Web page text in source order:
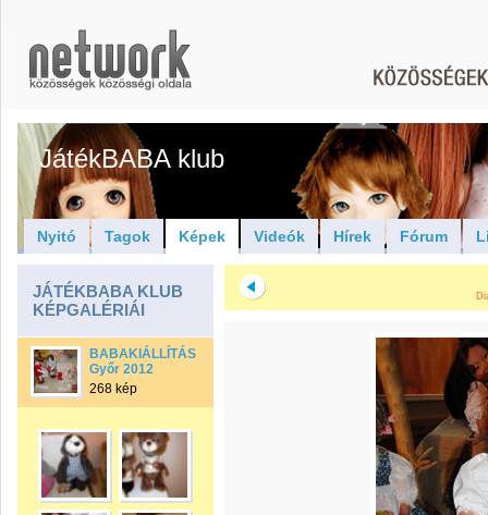
JátékBABA klub
Nyitó Tagok Képek Videók Hírek Fórum
JÁTÉKBABA KLUB
KÉPGALÉRIÁI
BABAKIÁLLÍTÁS
Győr 2012
268 kép